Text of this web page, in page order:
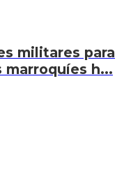
militares para
h...